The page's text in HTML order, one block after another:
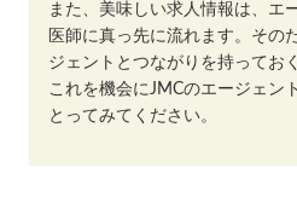
また、美味しい求人情報は、エ
医師に真っ先に流れます。その
ジェントとつながりを持ってお
これを機会にJMCのエージェン
とってみてください。